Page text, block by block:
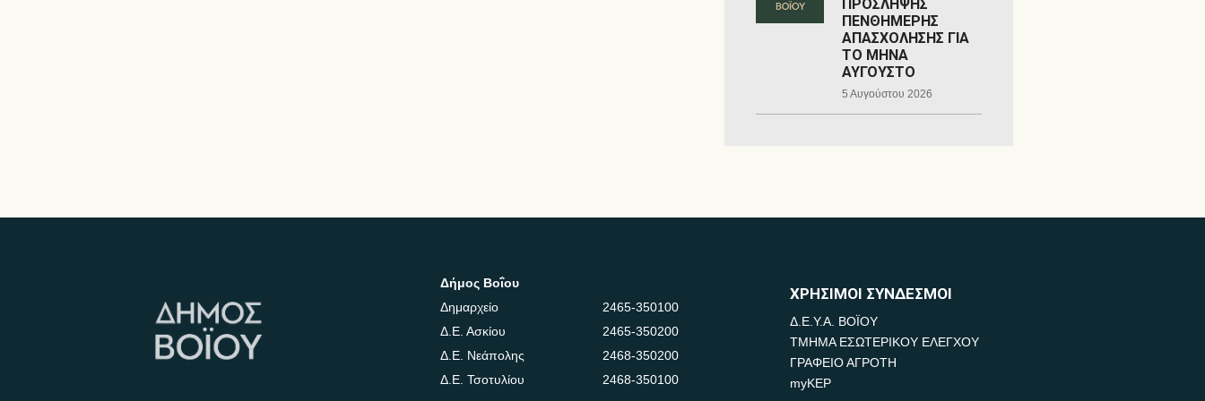
ΠΡΟΣΛΗΨΗΣ
ΠΕΝΘΗΜΕΡΗΣ
ΑΠΑΣΧΟΛΗΣΗΣ ΓΙΑ
ΤΟ ΜΗΝΑ
ΑΥΓΟΥΣΤΟ
5 Αυγούστου 2026
Δήμος Βοΐου
Δημαρχείο
2465-350100
Δ.Ε. Ασκίου
2465-350200
Δ.Ε. Νεάπολης
2468-350200
Δ.Ε. Τσοτυλίου
2468-350100
ΧΡΗΣΙΜΟΙ ΣΥΝΔΕΣΜΟΙ
Δ.Ε.Υ.Α. ΒΟΪΟΥ
ΤΜΗΜΑ ΕΣΩΤΕΡΙΚΟΥ ΕΛΕΓΧΟΥ
ΓΡΑΦΕΙΟ ΑΓΡΟΤΗ
myKEP